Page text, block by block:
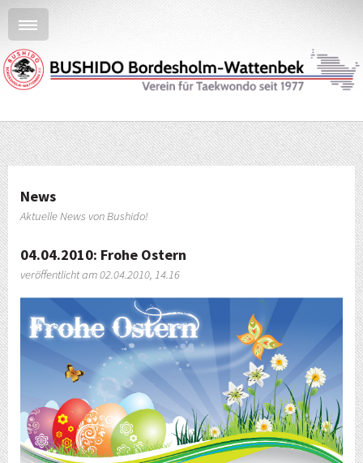
News
Aktuelle News von Bushido!
04.04.2010: Frohe Ostern
veröffentlicht am 02.04.2010, 14.16